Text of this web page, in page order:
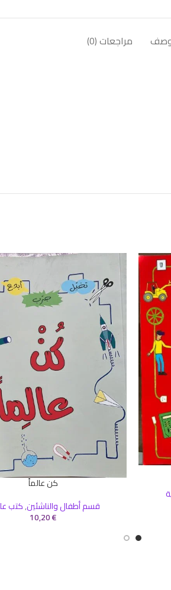
مراجعات (0)
كن عالماً
قسم أطفال والناشئين,كتب
10,20€